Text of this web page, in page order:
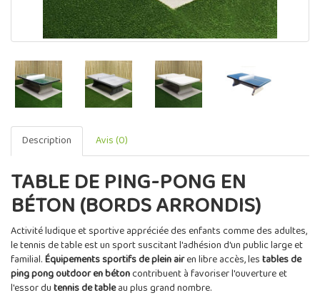
Description Avis (0)
TABLE DE PING-PONG EN
BÉTON (BORDS ARRONDIS)
Activité ludique et sportive appréciée des enfants comme des adultes,
le tennis de table est un sport suscitant l'adhésion d'un public large et
familial.Équipements sportifs de plein airen libre accès, lestables de
ping pong outdoor en bétoncontribuent à favoriser l'ouverture et
l'essor dutennis de tableau plus grand nombre.